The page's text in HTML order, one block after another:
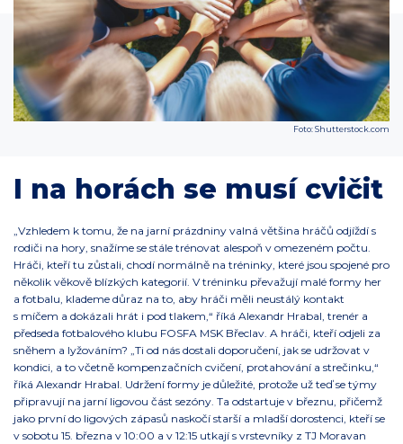
Foto: Shutterstock.com
I na horách se musí cvičit
„Vzhledem k tomu, že na jarní prázdniny valná většina hráčů odjíždí s
rodiči na hory, snažíme se stále trénovat alespoň v omezeném počtu.
Hráči, kteří tu zůstali, chodí normálně na tréninky, které jsou spojené pro
několik věkově blízkých kategorií. V tréninku převažují malé formy her
a fotbalu, klademe důraz na to, aby hráči měli neustálý kontakt
s míčem a dokázali hrát i pod tlakem,“ říká Alexandr Hrabal, trenér a
předseda fotbalového klubu FOSFA MSK Břeclav. A hráči, kteří odjeli za
sněhem a lyžováním? „Ti od nás dostali doporučení, jak se udržovat v
kondici, a to včetně kompenzačních cvičení, protahování a strečinku,“
říká Alexandr Hrabal. Udržení formy je důležité, protože už teď se týmy
připravují na jarní ligovou část sezóny. Ta odstartuje v březnu, přičemž
jako první do ligových zápasů naskočí starší a mladší dorostenci, kteří se
v sobotu 15. března v 10:00 a v 12:15 utkají s vrstevníky z TJ Moravan